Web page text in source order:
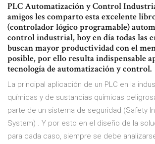
PLC Automatización y Control
amigos les comparto esta excelente
(controlador lógico programable)
control industrial, hoy en día todas las
buscan mayor productividad con el
posible, por ello resulta indispensable
tecnología de automatización y control.
La principal aplicación de un PLC en la
químicas y de sustancias químicas
parte de un sistema de seguridad (Safety
System) . Y por esto en el diseño de la
para cada caso, siempre se debe